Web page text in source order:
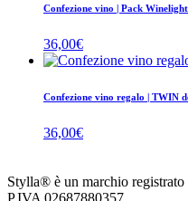
Confezione vino | Pack Winelight
36,00€
Confezione vino regalo | TWIN
36,00€
Stylla® è un marchio